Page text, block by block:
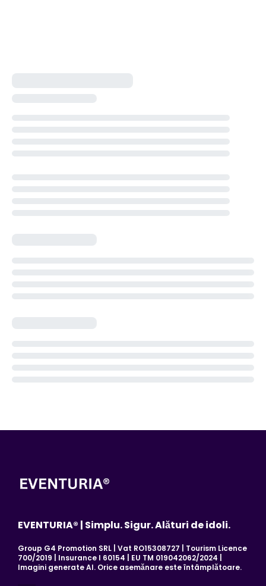
EVENTURIA® | Simplu. Sigur. Alături de idoli.
Group G4 Promotion SRL | Vat RO15308727 | Tourism Licence
700/2019 | Insurance I 60154 | EU TM 019042062/2024 |
Imagini generate AI. Orice asemănare este întâmplătoare.